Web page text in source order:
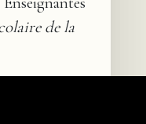
de la